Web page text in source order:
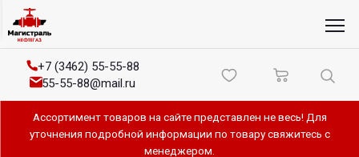
+7 (3462) 55-55-88
55-55-88@mail.ru
Ассортимент товаров на сайте представлен не весь! Для
уточнения подробной информации по товару свяжитесь с
менеджером.